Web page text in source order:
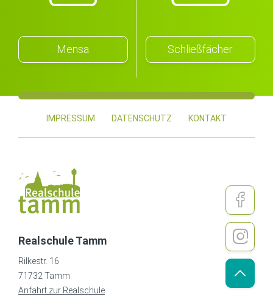
Mensa Schließfächer
IMPRESSUM DATENSCHUTZ KONTAKT
Realschule Tamm
Rilkestr. 16
71732 Tamm
Anfahrt zur Realschule